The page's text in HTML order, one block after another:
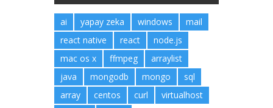
ai yapay zeka windows
mail
react native
react
node.js
mac os x
ffmpeg
arraylist
java
mongodb mongo
sql
array
centos curl
virtualhost